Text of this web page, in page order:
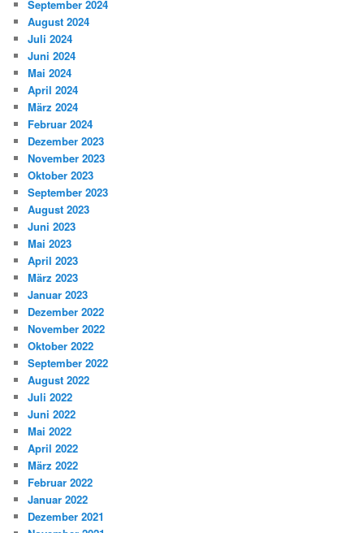
September 2024
August 2024
Juli 2024
Juni 2024
Mai 2024
April 2024
März 2024
Februar 2024
Dezember 2023
November 2023
Oktober 2023
September 2023
August 2023
Juni 2023
Mai 2023
April 2023
März 2023
Januar 2023
Dezember 2022
November 2022
Oktober 2022
September 2022
August 2022
Juli 2022
Juni 2022
Mai 2022
April 2022
März 2022
Februar 2022
Januar 2022
Dezember 2021